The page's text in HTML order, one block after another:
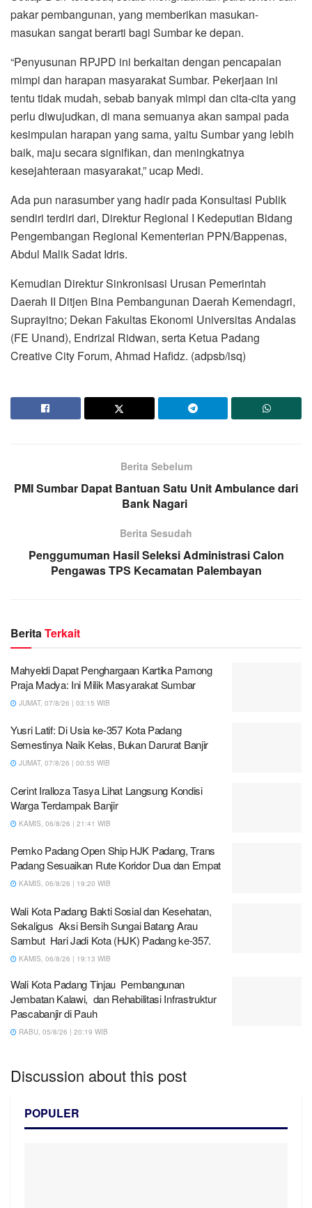
pakar pembangunan, yang memberikan masukan-
masukan sangat berarti bagi Sumbar ke depan.
“Penyusunan RPJPD ini berkaitan dengan pencapaian
mimpi dan harapan masyarakat Sumbar. Pekerjaan ini
tentu tidak mudah, sebab banyak mimpi dan cita-cita yang
perlu diwujudkan, di mana semuanya akan sampai pada
kesimpulan harapan yang sama, yaitu Sumbar yang lebih
baik, maju secara signifikan, dan meningkatnya
kesejahteraan masyarakat,” ucap Medi.
Ada pun narasumber yang hadir pada Konsultasi Publik
sendiri terdiri dari, Direktur Regional I Kedeputian Bidang
Pengembangan Regional Kementerian PPN/Bappenas,
Abdul Malik Sadat Idris.
Kemudian Direktur Sinkronisasi Urusan Pemerintah
Daerah II Ditjen Bina Pembangunan Daerah Kemendagri,
Suprayitno; Dekan Fakultas Ekonomi Universitas Andalas
(FE Unand), Endrizal Ridwan, serta Ketua Padang
Creative City Forum, Ahmad Hafidz. (adpsb/isq)
Berita Sebelum
PMI Sumbar Dapat Bantuan Satu Unit Ambulance dari
Bank Nagari
Berita Sesudah
Penggumuman Hasil Seleksi Administrasi Calon
Pengawas TPS Kecamatan Palembayan
BeritaTerkait
Mahyeldi Dapat Penghargaan Kartika Pamong
Praja Madya: Ini Milik Masyarakat Sumbar
JUMAT, 07/8/26 | 03:15 WIB
Yusri Latif: Di Usia ke-357 Kota Padang
Semestinya Naik Kelas, Bukan Darurat Banjir
JUMAT, 07/8/26 | 00:55 WIB
Cerint Iralloza Tasya Lihat Langsung Kondisi
Warga Terdampak Banjir
KAMIS, 06/8/26 | 21:41 WIB
Pemko Padang Open Ship HJK Padang, Trans
Padang Sesuaikan Rute Koridor Dua dan Empat
KAMIS, 06/8/26 | 19:20 WIB
Wali Kota Padang Bakti Sosial dan Kesehatan,
Sekaligus Aksi Bersih Sungai Batang Arau
Sambut Hari Jadi Kota (HJK) Padang ke-357.
KAMIS, 06/8/26 | 19:13 WIB
Wali Kota Padang Tinjau Pembangunan
Jembatan Kalawi, dan Rehabilitasi Infrastruktur
Pascabanjir di Pauh
RABU, 05/8/26 | 20:19 WIB
Discussion about this post
POPULER